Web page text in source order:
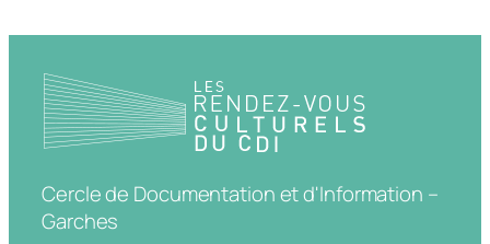
Cercle de Documentation et d'Information –
Garches